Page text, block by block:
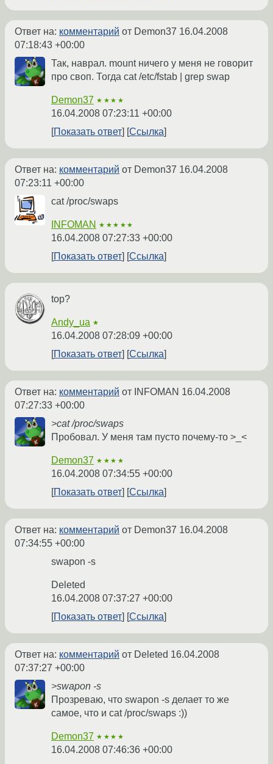
Ответ на: комментарий от Demon37 16.04.2008
07:18:43 +00:00
Так, наврал. mount ничего у меня не говорит
про своп. Тогда cat /etc/fstab | grep swap
Demon37 ★★★★
16.04.2008 07:23:11 +00:00
Показать ответ
Ссылка
Ответ на: комментарий от Demon37 16.04.2008
07:23:11 +00:00
cat /proc/swaps
INFOMAN ★★★★★
16.04.2008 07:27:33 +00:00
Показать ответ
Ссылка
top?
Andy_ua ★
16.04.2008 07:28:09 +00:00
Показать ответ
Ссылка
Ответ на: комментарий от INFOMAN 16.04.2008
07:27:33 +00:00
>cat /proc/swaps
Пробовал. У меня там пусто почему-то >_<
Demon37 ★★★★
16.04.2008 07:34:55 +00:00
Показать ответ
Ссылка
Ответ на: комментарий от Demon37 16.04.2008
07:34:55 +00:00
swapon -s
Deleted
16.04.2008 07:37:27 +00:00
Показать ответ
Ссылка
Ответ на: комментарий от Deleted 16.04.2008
07:37:27 +00:00
>swapon -s
Прозреваю, что swapon -s делает то же
самое, что и cat /proc/swaps :))
Demon37 ★★★★
16.04.2008 07:46:36 +00:00